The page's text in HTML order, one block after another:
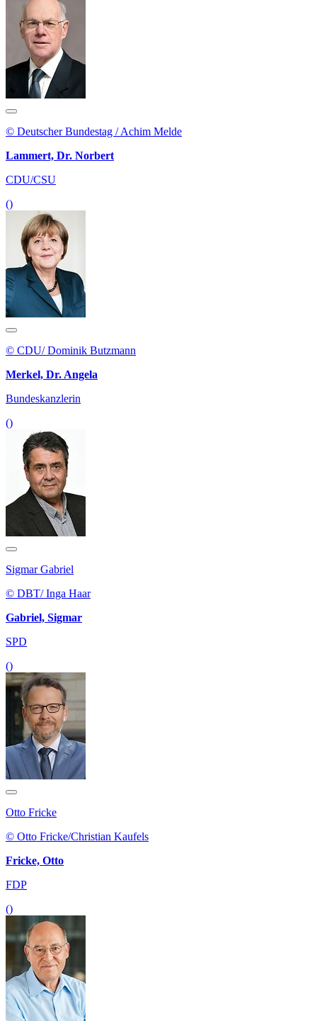
© Deutscher Bundestag / Achim Melde
Lammert, Dr. Norbert
CDU/CSU
()
© CDU/ Dominik Butzmann
Merkel, Dr. Angela
Bundeskanzlerin
()
Sigmar Gabriel
© DBT/ Inga Haar
Gabriel, Sigmar
SPD
()
Otto Fricke
© Otto Fricke/Christian Kaufels
Fricke, Otto
FDP
()